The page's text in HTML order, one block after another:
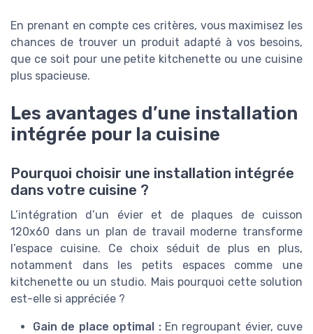
En prenant en compte ces critères, vous maximisez les
chances de trouver un produit adapté à vos besoins,
que ce soit pour une petite kitchenette ou une cuisine
plus spacieuse.
Les avantages d’une installation
intégrée pour la cuisine
Pourquoi choisir une installation intégrée
dans votre cuisine ?
L’intégration d’un évier et de plaques de cuisson
120x60 dans un plan de travail moderne transforme
l’espace cuisine. Ce choix séduit de plus en plus,
notamment dans les petits espaces comme une
kitchenette ou un studio. Mais pourquoi cette solution
est-elle si appréciée ?
Gain de place optimal :En regroupant évier, cuve